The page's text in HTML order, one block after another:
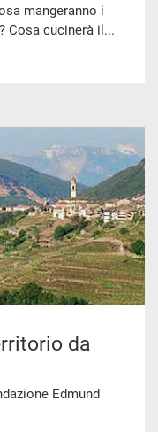
mangeranno i
Cosa cucinerà il...
da
Edmund